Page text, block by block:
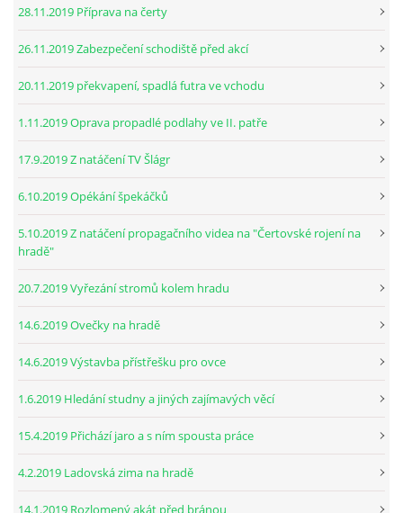
28.11.2019 Příprava na čerty
26.11.2019 Zabezpečení schodiště před akcí
20.11.2019 překvapení, spadlá futra ve vchodu
1.11.2019 Oprava propadlé podlahy ve II. patře
17.9.2019 Z natáčení TV Šlágr
6.10.2019 Opékání špekáčků
5.10.2019 Z natáčení propagačního videa na "Čertovské rojení na
hradě"
20.7.2019 Vyřezání stromů kolem hradu
14.6.2019 Ovečky na hradě
14.6.2019 Výstavba přístřešku pro ovce
1.6.2019 Hledání studny a jiných zajímavých věcí
15.4.2019 Přichází jaro a s ním spousta práce
4.2.2019 Ladovská zima na hradě
14.1.2019 Rozlomený akát před bránou